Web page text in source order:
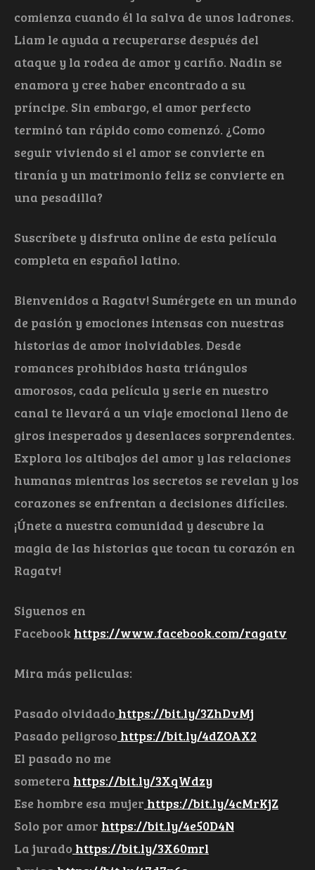
comienza cuando él la salva de unos ladrones.
Liam le ayuda a recuperarse después del
ataque y la rodea de amor y cariño. Nadin se
enamora y cree haber encontrado a su
príncipe. Sin embargo, el amor perfecto
terminó tan rápido como comenzó. ¿Como
seguir viviendo si el amor se convierte en
tiranía y un matrimonio feliz se convierte en
una pesadilla?
Suscríbete y disfruta online de esta película
completa en español latino.
Bienvenidos a Ragatv! Sumérgete en un mundo
de pasión y emociones intensas con nuestras
historias de amor inolvidables. Desde
romances prohibidos hasta triángulos
amorosos, cada película y serie en nuestro
canal te llevará a un viaje emocional lleno de
giros inesperados y desenlaces sorprendentes.
Explora los altibajos del amor y las relaciones
humanas mientras los secretos se revelan y los
corazones se enfrentan a decisiones difíciles.
¡Únete a nuestra comunidad y descubre la
magia de las historias que tocan tu corazón en
Ragatv!
Siguenos en
Facebook https://www.facebook.com/ragatv
Mira más peliculas:
Pasado olvidado https://bit.ly/3ZhDvMj
Pasado peligroso https://bit.ly/4dZOAX2
El pasado no me
sometera https://bit.ly/3XqWdzy
Ese hombre esa mujer https://bit.ly/4cMrKjZ
Solo por amor https://bit.ly/4e50D4N
La jurado https://bit.ly/3X60mrl